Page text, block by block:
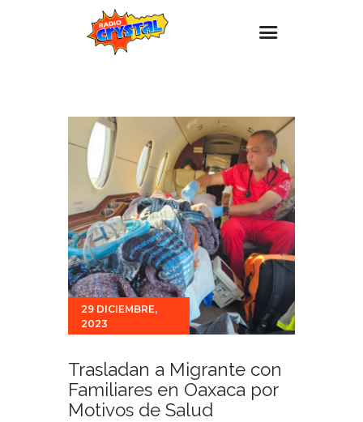
Estaciones
Eventos
Promociones
Noticias
Para ti
Contacto
29 DICIEMBRE,
2023
Trasladan a Migrante con
Familiares en Oaxaca por
Motivos de Salud